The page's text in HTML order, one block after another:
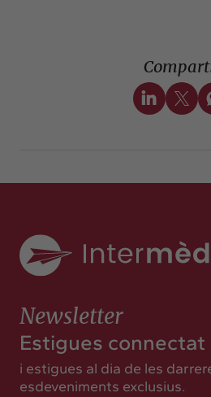
Newsletter
Estigues connectat
i estigues al dia de les
esdeveniments exclusius.